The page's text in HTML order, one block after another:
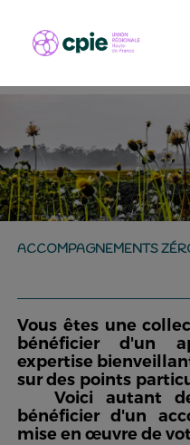
ACCOMPAGNEMENTS
Vous êtes une
bénéficier d'un
expertise
sur des points
Voici autant
bénéficier d'un
mise en œuvre de